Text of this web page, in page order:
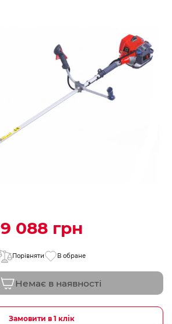
9 088 грн
Порівняти В обране
Немає в наявності
Замовити в 1 клік